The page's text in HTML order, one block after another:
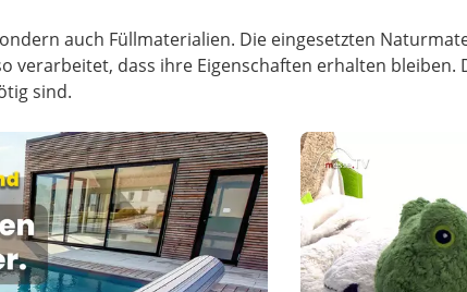
auch Füllmaterialien. Die eingesetzten
verarbeitet, dass ihre Eigenschaften erhalten
sind.